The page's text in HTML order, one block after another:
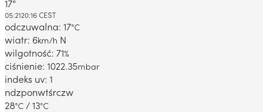
Dabrowa Gornicza, PL
17°
05:2120:16 CEST
odczuwalna: 17°C
wiatr: 6km/h N
wilgotność: 71%
ciśnienie: 1022.35mbar
indeks uv: 1
ndzponwtśrczw
28°C / 13°C